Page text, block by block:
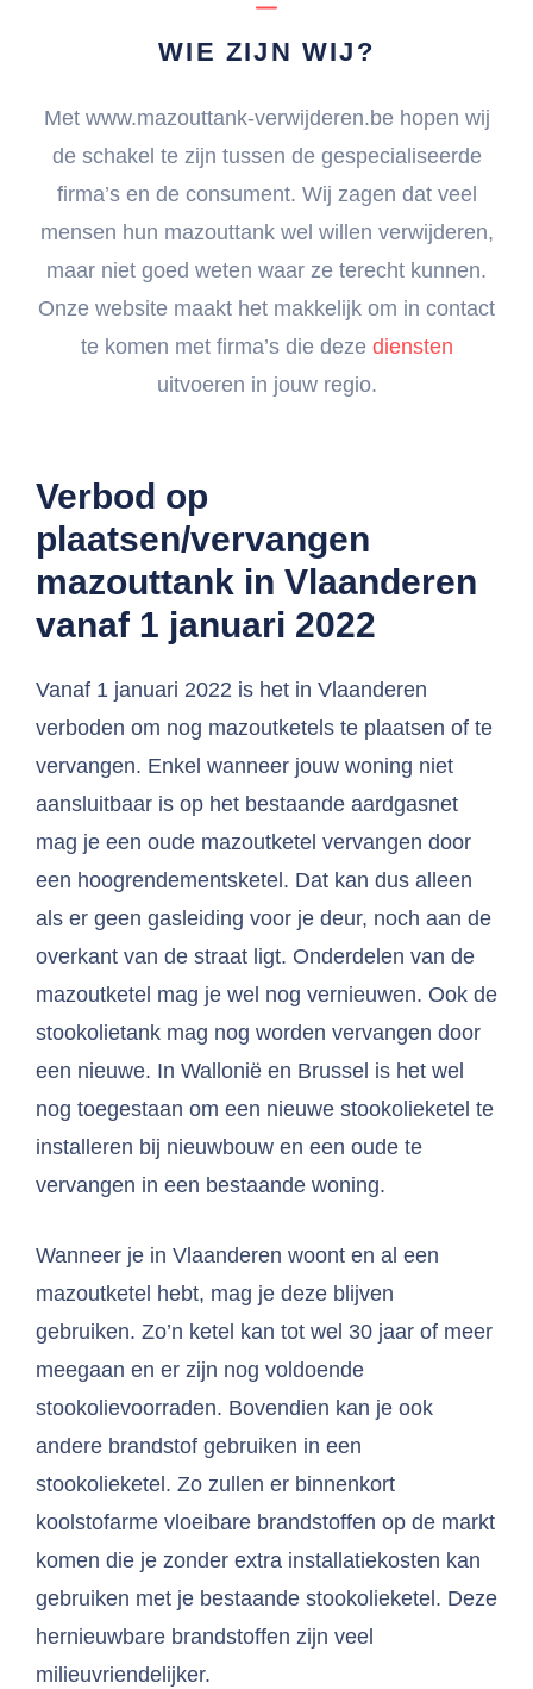
WIE ZIJN WIJ?
Met www.mazouttank-verwijderen.be hopen wij
de schakel te zijn tussen de gespecialiseerde
firma’s en de consument. Wij zagen dat veel
mensen hun mazouttank wel willen verwijderen,
maar niet goed weten waar ze terecht kunnen.
Onze website maakt het makkelijk om in contact
te komen met firma’s die deze diensten
uitvoeren in jouw regio.
Verbod op
plaatsen/vervangen
mazouttank in Vlaanderen
vanaf 1 januari 2022
Vanaf 1 januari 2022 is het in Vlaanderen
verboden om nog mazoutketels te plaatsen of te
vervangen. Enkel wanneer jouw woning niet
aansluitbaar is op het bestaande aardgasnet
mag je een oude mazoutketel vervangen door
een hoogrendementsketel. Dat kan dus alleen
als er geen gasleiding voor je deur, noch aan de
overkant van de straat ligt. Onderdelen van de
mazoutketel mag je wel nog vernieuwen. Ook de
stookolietank mag nog worden vervangen door
een nieuwe. In Wallonië en Brussel is het wel
nog toegestaan om een nieuwe stookolieketel te
installeren bij nieuwbouw en een oude te
vervangen in een bestaande woning.
Wanneer je in Vlaanderen woont en al een
mazoutketel hebt, mag je deze blijven
gebruiken. Zo’n ketel kan tot wel 30 jaar of meer
meegaan en er zijn nog voldoende
stookolievoorraden. Bovendien kan je ook
andere brandstof gebruiken in een
stookolieketel. Zo zullen er binnenkort
koolstofarme vloeibare brandstoffen op de markt
komen die je zonder extra installatiekosten kan
gebruiken met je bestaande stookolieketel. Deze
hernieuwbare brandstoffen zijn veel
milieuvriendelijker.